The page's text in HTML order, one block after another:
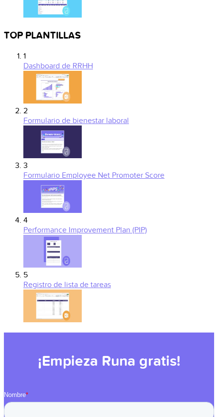
TOP PLANTILLAS
1
Dashboard de RRHH
2
Formulario de bienestar laboral
3
Formulario Employee Net Promoter Score
4
Performance Improvement Plan (PIP)
5
Registro de lista de tareas
¡Empieza Runa gratis!